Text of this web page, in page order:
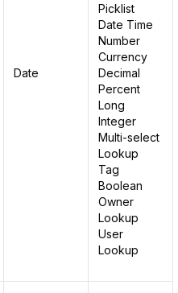
Date
Picklist
Date Time
Number
Currency
Decimal
Percent
Long
Integer
Multi-select
Lookup
Tag
Boolean
Owner
Lookup
User
Lookup